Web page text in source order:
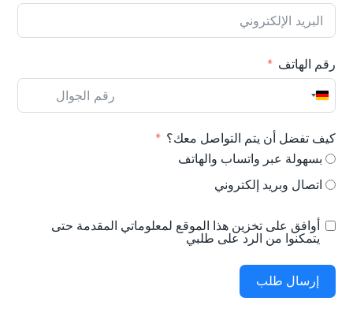
رقم الهاتف
Germany +49
كيف تفضل أن يتم التواصل معك؟
بسهولة عبر واتساب والهاتف
اتصال وبريد إلكتروني
أوافق على تخزين هذا الموقع لمعلوماتي المقدمة حتى
يتمكنوا من الرد على طلبي
إرسال طلب